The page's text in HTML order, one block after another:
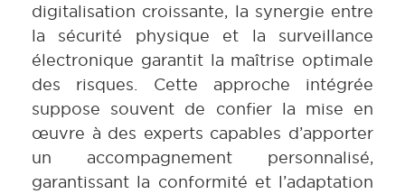
digitalisation croissante, la synergie entre
la sécurité physique et la surveillance
électronique garantit la maîtrise optimale
des risques. Cette approche intégrée
suppose souvent de confier la mise en
œuvre à des experts capables d’apporter
un accompagnement personnalisé,
garantissant la conformité et l’adaptation